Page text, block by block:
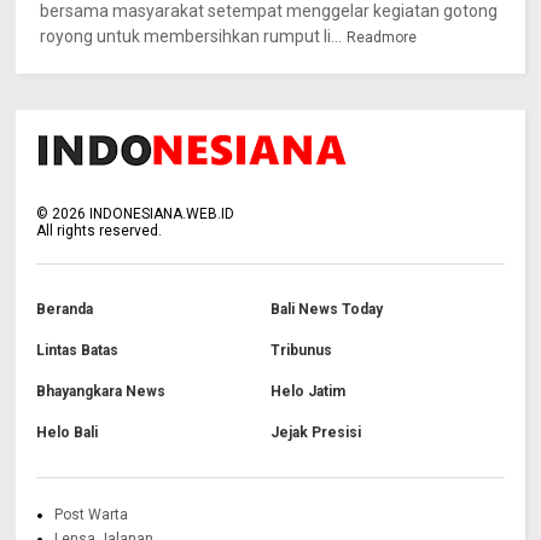
bersama masyarakat setempat menggelar kegiatan gotong
royong untuk membersihkan rumput li...
Readmore
©2026 INDONESIANA.WEB.ID
All rights reserved.
Beranda Bali News Today
Lintas Batas Tribunus
Bhayangkara News Helo Jatim
Helo Bali Jejak Presisi
Post Warta